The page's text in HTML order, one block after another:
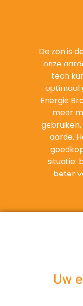
De zon is
onze
tech
optimaal
Energie
meer
aarde.
situatie:
beter
Uw